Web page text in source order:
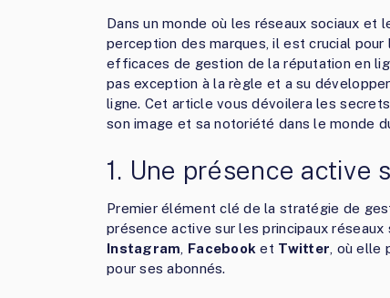
Dans un monde où les réseaux sociaux et
perception des marques, il est crucial
efficaces de gestion de la réputation en
pas exception à la règle et a su
ligne. Cet article vous dévoilera les
son image et sa notoriété dans le monde
1. Une présence active
Premier élément clé de la stratégie de
présence active sur les principaux
Instagram Facebook et Twitter , où
pour ses abonnés.